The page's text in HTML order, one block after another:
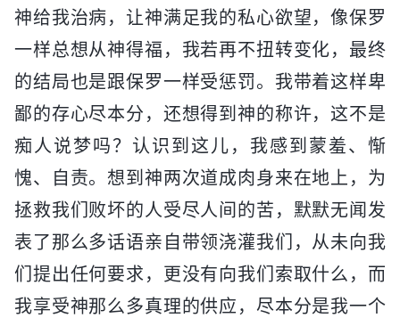
神给我治病，让神满足我的私心欲望，像保罗
一样总想从神得福，我若再不扭转变化，最终
的结局也是跟保罗一样受惩罚。我带着这样卑
鄙的存心尽本分，还想得到神的称许，这不是
痴人说梦吗？认识到这儿，我感到蒙羞、惭
愧、自责。想到神两次道成肉身来在地上，为
拯救我们败坏的人受尽人间的苦，默默无闻发
表了那么多话语亲自带领浇灌我们，从未向我
们提出任何要求，更没有向我们索取什么，而
我享受神那么多真理的供应，尽本分是我一个